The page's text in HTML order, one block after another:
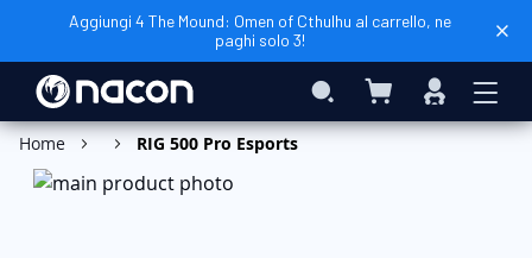
Aggiungi 4 The Mound: Omen of Cthulhu al carrello, ne
paghi solo 3!
Search Carrello Accedi
Home RIG 500 Pro Esports
Vai